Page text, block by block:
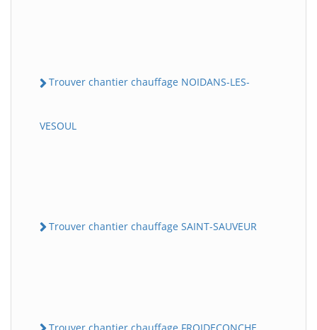
Trouver chantier chauffage NOIDANS-LES-
VESOUL
Trouver chantier chauffage SAINT-SAUVEUR